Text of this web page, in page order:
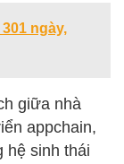
ngày,
giữa nhà
appchain,
hệ sinh thái